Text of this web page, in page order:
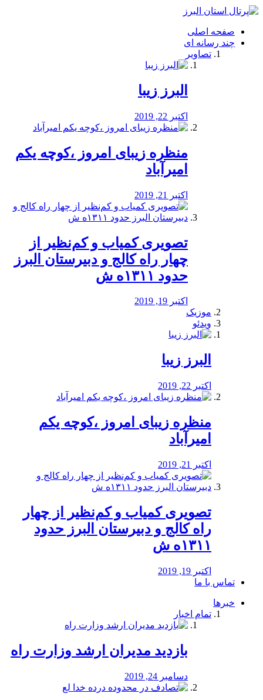
فصد
شرق
تهران
خشکشویی
صفحه اصلی
چند رسانه ای
تصاویر
البرز زیبا
اکتبر 22, 2019
منظره‌‌ زیبای امروز ،کوچه یکم
امیرآباد
اکتبر 21, 2019
️تصویری کمیاب و کم‌نظیر از
چهار راه كالج و دبيرستان البرز
حدود ۱۳۱۱ه ش
اکتبر 19, 2019
موزیک
ویدئو
البرز زیبا
اکتبر 22, 2019
منظره‌‌ زیبای امروز ،کوچه یکم
امیرآباد
اکتبر 21, 2019
️تصویری کمیاب و کم‌نظیر از چهار
راه كالج و دبيرستان البرز حدود
۱۳۱۱ه ش
اکتبر 19, 2019
تماس با ما
خبرها
تمام اخبار
بازدید مدیران ارشد وزارت راه
دسامبر 24, 2019